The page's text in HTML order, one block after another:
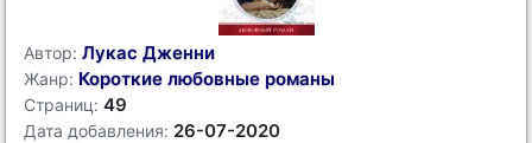
Автор: Лукас Дженни
Жанр: Короткие любовные романы
Страниц: 49
Дата добавления: 26-07-2020